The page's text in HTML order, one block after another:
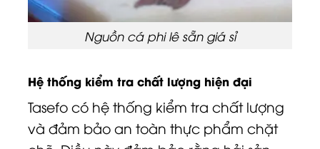
Nguồn cá phi lê sẵn giá sỉ
Hệ thống kiểm tra chất lượng hiện đại
Tasefo có hệ thống kiểm tra chất lượng
và đảm bảo an toàn thực phẩm chặt